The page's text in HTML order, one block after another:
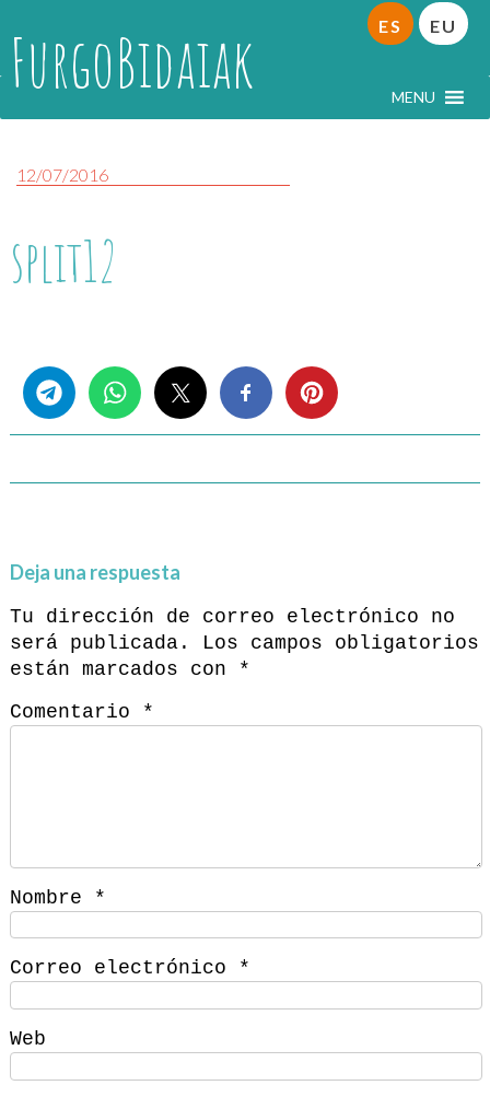
FurgoBidaiak MENU
ES EU
12/07/2016
split12
Deja una respuesta
Tu dirección de correo electrónico no
será publicada.
Los campos obligatorios
están marcados con
*
Comentario
*
Nombre *
Correo electrónico *
Web